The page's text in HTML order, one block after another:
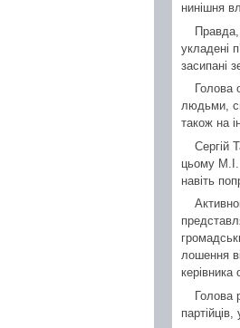
нинішня
укладені
засипані
Голова
людьми,
також на
Сергій
цьому
навіть
лошення
керівника
Голова